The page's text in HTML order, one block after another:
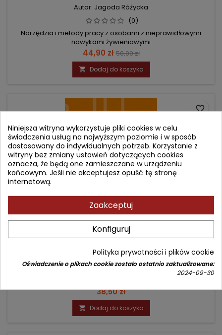
Autor: Jagoda Różycka
(0)
Narzędzia i metody pracy z osobami z nieprawidłowymi
nawykami żywieniowymi
Cena
44,90 zł Cena
podstawowa
50,00 zł
 Dodaj do koszyka
PODRĘCZNIK PRACY NAD LĘKIEM
Autor: Arlin Cuncic
Cena
38,50 zł
 Dodaj do koszyka
favorite_border
Niniejsza witryna wykorzystuje pliki cookies w celu
świadczenia usług na najwyższym poziomie i w sposób
dostosowany do indywidualnych potrzeb. Korzystanie z
witryny bez zmiany ustawień dotyczących cookies
oznacza, że będą one zamieszczane w urządzeniu
końcowym. Jeśli nie akceptujesz opuść tę stronę
internetową.
Zaakceptuj
Konfiguruj
Polityka prywatności i plików cookie
Oświadczenie o plikach cookie zostało ostatnio zaktualizowane:
2024-09-30